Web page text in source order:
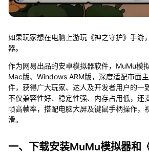
如果玩家想在电脑上游玩《神之守护》手游
器。
作为网易出品的安卓模拟器软件，MuMu模
Mac版、Windows ARM版，深度适配市面
件，获得广大玩家、达人及开发者用户的一
不仅兼容性好、稳定性强、内存占用低，还
帧高帧率，搭配电脑大屏及键鼠手柄操作，
滑。
一、下载安装MuMu模拟器和